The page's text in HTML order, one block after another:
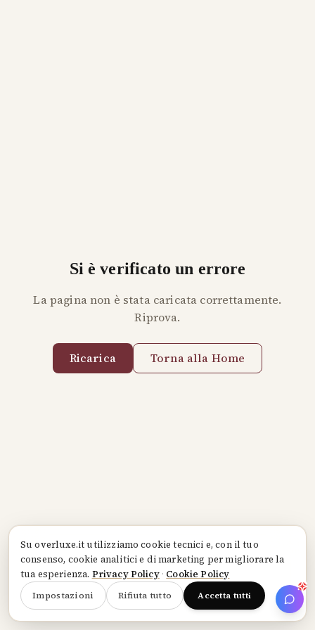
Suoverluxe.itutilizziamo cookie tecnici e, con il tuo
consenso, cookie analitici e di marketing per migliorare la
tua esperienza. Privacy Policy· Cookie Policy
Impostazioni Rifiuta tutto Accetta tutti
Si è verificato un errore
La pagina non è stata caricata correttamente.
Riprova.
Ricarica Torna alla Home